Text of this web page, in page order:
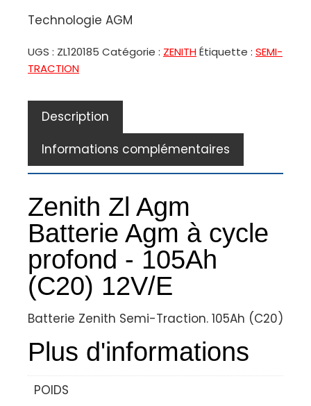
Technologie AGM
UGS : ZL120185 Catégorie : ZENITHÉtiquette : SEMI-
TRACTION
Description
Informations complémentaires
Zenith Zl Agm
Batterie Agm à cycle
profond - 105Ah
(C20) 12V/E
Batterie Zenith Semi-Traction. 105Ah (C20)
Plus d'informations
POIDS